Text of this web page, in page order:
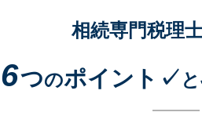
相続専門税理
6つのポイント✓ と